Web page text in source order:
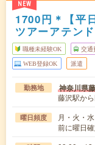
NEW
1700円＊【平
ツアーアテン
職種未経験OK 交通
WEB登録OK 派遣
勤務地 神奈川県
藤沢駅か
曜日頻度
月・火・
前に曜日